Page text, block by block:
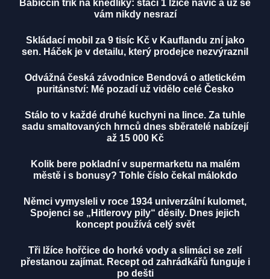
Babiččin trik na knedlíky: stačí 1 lžíce navíc a už se
vám nikdy nesrazí
Skládací mobil za 9 tisíc Kč v Kauflandu zní jako
sen. Háček je v detailu, který prodejce nezvýraznil
Odvážná česká závodnice Bendová o atletickém
puritánství: Mé pozadí už vidělo celé Česko
Stálo to v každé druhé kuchyni na lince. Za tuhle
sadu smaltovaných hrnců dnes sběratelé nabízejí
až 15 000 Kč
Kolik bere pokladní v supermarketu na malém
městě i s bonusy? Tohle číslo čekal málokdo
Němci vymysleli v roce 1934 univerzální kulomet,
Spojenci se „Hitlerovy pily“ děsily. Dnes jejich
koncept používá celý svět
Tři lžíce hořčice do horké vody a slimáci se zelí
přestanou zajímat. Recept od zahrádkářů funguje i
po dešti